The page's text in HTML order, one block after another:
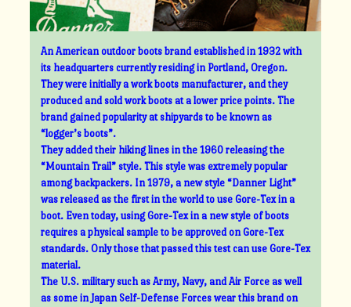
An American outdoor boots brand established in 1932 with
its headquarters currently residing in Portland, Oregon.
They were initially a work boots manufacturer, and they
produced and sold work boots at a lower price points. The
brand gained popularity at shipyards to be known as
“logger’s boots”.
They added their hiking lines in the 1960 releasing the
“Mountain Trail” style. This style was extremely popular
among backpackers. In 1979, a new style “Danner Light”
was released as the first in the world to use Gore-Tex in a
boot. Even today, using Gore-Tex in a new style of boots
requires a physical sample to be approved on Gore-Tex
standards. Only those that passed this test can use Gore-Tex
material.
The U.S. military such as Army, Navy, and Air Force as well
as some in Japan Self-Defense Forces wear this brand on